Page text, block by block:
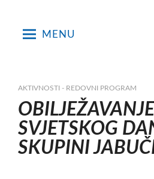
MENU
AKTIVNOSTI - REDOVNI PROGRAM
OBILJEŽAVANJE
SVJETSKOG
SKUPINI